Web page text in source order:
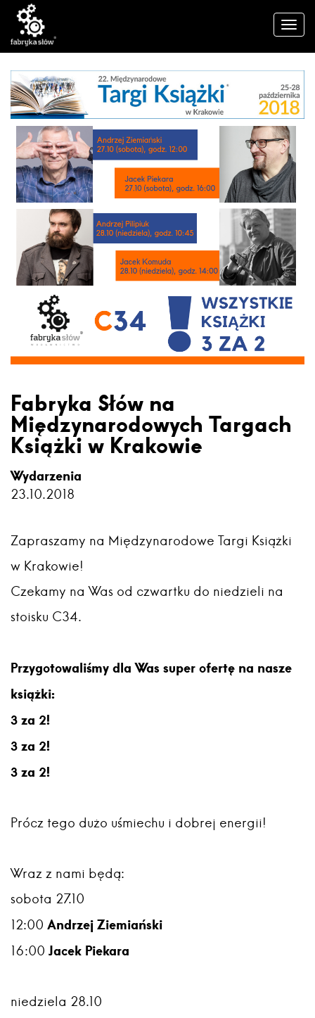
Fabryka Słów na
Międzynarodowych Targach
Książki w Krakowie
Wydarzenia
23.10.2018
Zapraszamy na Międzynarodowe Targi Książki
w Krakowie!
Czekamy na Was od czwartku do niedzieli na
stoisku C34.
Przygotowaliśmy dla Was super ofertę na nasze
książki:
3 za 2!
3 za 2!
3 za 2!
Prócz tego dużo uśmiechu i dobrej energii!
Wraz z nami będą:
sobota 27.10
12:00 Andrzej Ziemiański
16:00 Jacek Piekara
niedziela 28.10